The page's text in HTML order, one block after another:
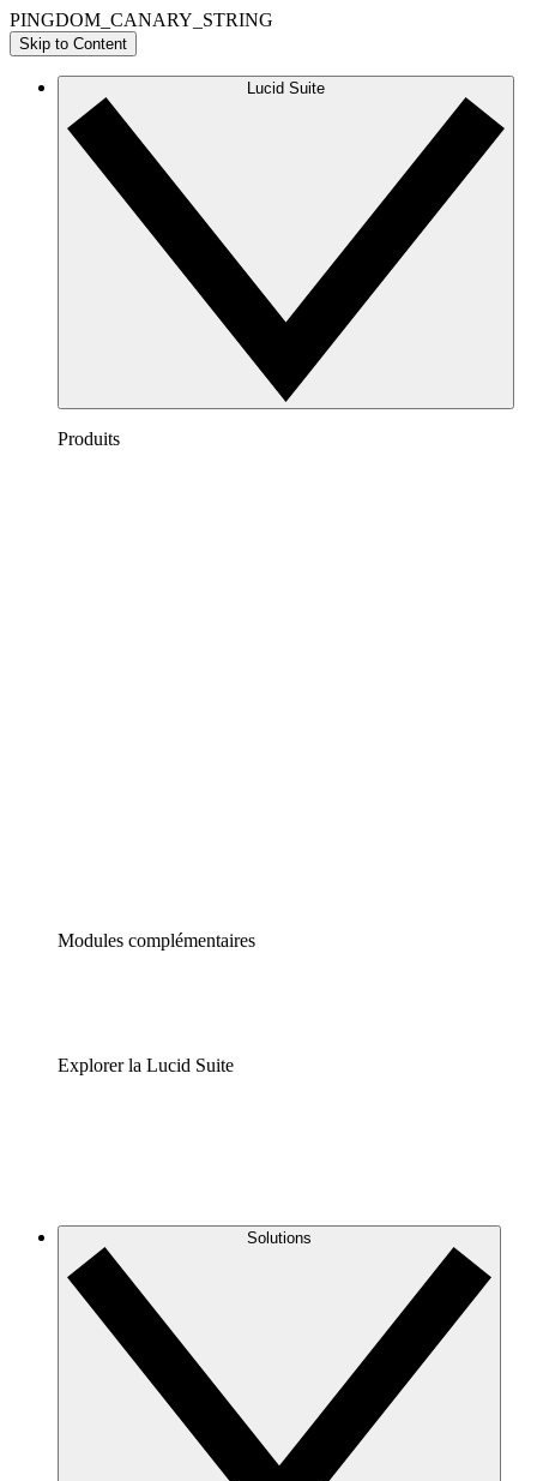
PINGDOM_CANARY_STRING
Skip to Content
Lucid Suite
Produits
Modules complémentaires
Explorer la Lucid Suite
Solutions